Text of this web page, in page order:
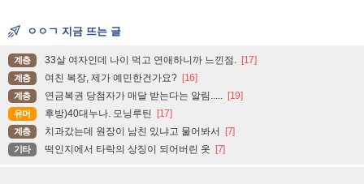
ㅇㅇㄱ 지금 뜨는 글
계층 33살 여자인데 나이 먹고 연애하니까 느낀점. [17]
계층 여친 복장, 제가 예민한건가요? [16]
계층 연금복권 당첨자가 매달 받는다는 알림..... [19]
유머 후방)40대누나. 모닝루틴 [17]
계층 치과갔는데 원장이 남친 있냐고 물어봐서 [7]
기타 떡인지에서 타락의 상징이 되어버린 옷 [7]